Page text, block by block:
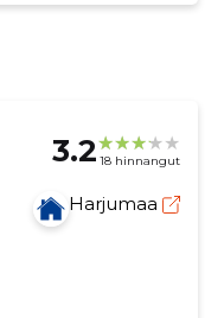
3.2 18 hinnangut
Harjumaa